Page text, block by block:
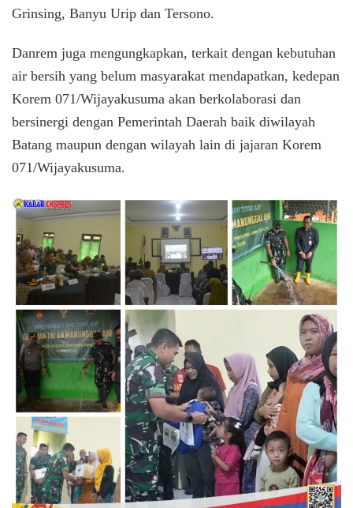
Grinsing, Banyu Urip dan Tersono.
Danrem juga mengungkapkan, terkait dengan kebutuhan
air bersih yang belum masyarakat mendapatkan, kedepan
Korem 071/Wijayakusuma akan berkolaborasi dan
bersinergi dengan Pemerintah Daerah baik diwilayah
Batang maupun dengan wilayah lain di jajaran Korem
071/Wijayakusuma.